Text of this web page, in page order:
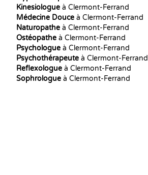
Kinesiologue à Clermont-Ferrand
Médecine Douce à Clermont-Ferrand
Naturopathe à Clermont-Ferrand
Ostéopathe à Clermont-Ferrand
Psychologue à Clermont-Ferrand
Psychothérapeute à Clermont-Ferrand
Reflexologue à Clermont-Ferrand
Sophrologue à Clermont-Ferrand